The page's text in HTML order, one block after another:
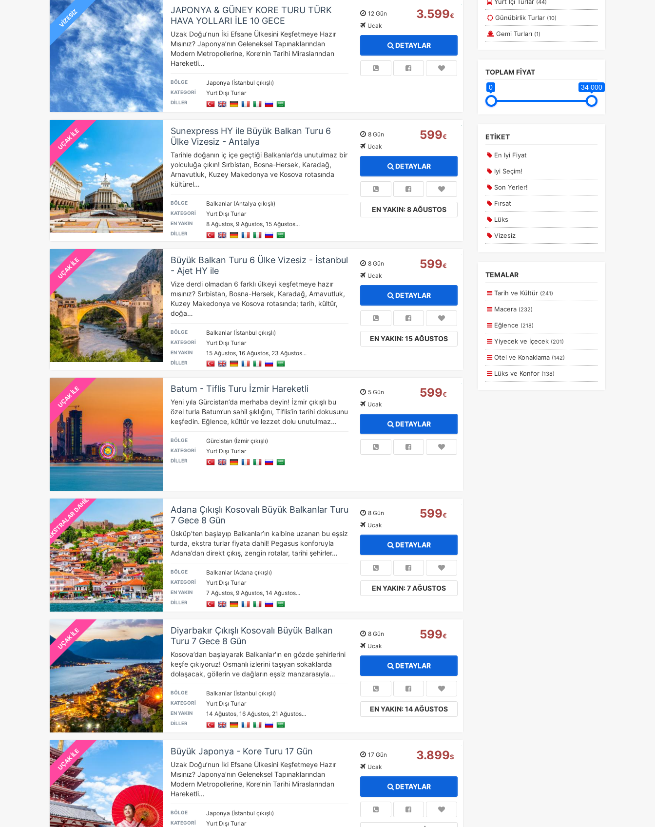
ÇEREZ KULLANIM AYARLARINIZ
Çerez tercihlerinizibelirleyin.
Size daha kişiselleştirilmiş bir web deneyimi sunmak için bazı bilgileri tarayıcınızda
depolayabilir, bunları yurt içi ve yurt dışındaki hizmet sağlayıcılarla paylaşabiliriz. Buna
izin vermemeyi seçebilirsiniz ancak bu durumda sitemiz umduğumuz gibi çalışmaya bilir.
Daha fazla bilgi içinKVKK bilgilendirmemizi, çerez kullanım gizlilik koşullarını
inceleyebilirsiniz.
Zorunlu Çerezler
Oturum yönetimi, güvenlik ve temel site işlevleri için gereklidir. Bu
çerezler olmadan site düzgün çalışmaz ve devre dışı bırakılamaz.
İstatistik Çerezleri
Ziyaretçilerin siteyi nasıl kullandığını anonim olarak ölçeriz. Hangi
sayfaların popüler olduğunu ve kullanıcıların nerede zorluk yaşadığını
Pazarlama Çerezleri
Tümünü Reddet Tümünü Kabul Et Tercihleri Kaydet
VİZESİZ
JAPONYA & GÜNEY KORE TURU TÜRK
HAVA YOLLARI İLE 10 GECE
Uzak Doğu’nun İki Efsane Ülkesini Keşfetmeye Hazır
Mısınız? Japonya’nın Geleneksel Tapınaklarından
Modern Metropollerine, Kore’nin Tarihi Miraslarından
Hareketli…
BÖLGE Japonya (İstanbul çıkışlı)
KATEGORİ Yurt Dışı Turlar
DİLLER
12 Gün
Ucak
3.599€
DETAYLAR
UÇAK İLE
Sunexpress HY ile Büyük Balkan Turu 6
Ülke Vizesiz - Antalya
Tarihle doğanın iç içe geçtiği Balkanlar’da unutulmaz bir
yolculuğa çıkın! Sırbistan, Bosna-Hersek, Karadağ,
Arnavutluk, Kuzey Makedonya ve Kosova rotasında
kültürel…
BÖLGE Balkanlar (Antalya çıkışlı)
KATEGORİ Yurt Dışı Turlar
EN YAKIN 8 Ağustos, 9 Ağustos, 15 Ağustos...
DİLLER
8 Gün
Ucak
599€
DETAYLAR
EN YAKIN: 8 AĞUSTOS
UÇAK İLE
Büyük Balkan Turu 6 Ülke Vizesiz - İstanbul
- Ajet HY ile
Vize derdi olmadan 6 farklı ülkeyi keşfetmeye hazır
mısınız? Sırbistan, Bosna-Hersek, Karadağ, Arnavutluk,
Kuzey Makedonya ve Kosova rotasında; tarih, kültür,
doğa…
BÖLGE Balkanlar (İstanbul çıkışlı)
KATEGORİ Yurt Dışı Turlar
EN YAKIN 15 Ağustos, 16 Ağustos, 23 Ağustos...
DİLLER
8 Gün
Ucak
599€
DETAYLAR
EN YAKIN: 15 AĞUSTOS
UÇAK İLE Batum - Tiflis Turu İzmir Hareketli
Yeni yıla Gürcistan’da merhaba deyin! İzmir çıkışlı bu
özel turla Batum’un sahil şıklığını, Tiflis’in tarihi dokusunu
keşfedin. Eğlence, kültür ve lezzet dolu unutulmaz…
BÖLGE Gürcistan (İzmir çıkışlı)
KATEGORİ Yurt Dışı Turlar
DİLLER
5 Gün
Ucak
599€
DETAYLAR
EKSTRALAR DAHİL
Adana Çıkışlı Kosovalı Büyük Balkanlar Turu
7 Gece 8 Gün
Üsküp'ten başlayıp Balkanlar’ın kalbine uzanan bu eşsiz
turda, ekstra turlar fiyata dahil! Pegasus konforuyla
Adana’dan direkt çıkış, zengin rotalar, tarihi şehirler…
BÖLGE Balkanlar (Adana çıkışlı)
KATEGORİ Yurt Dışı Turlar
EN YAKIN 7 Ağustos, 9 Ağustos, 14 Ağustos...
DİLLER
8 Gün
Ucak
599€
DETAYLAR
EN YAKIN: 7 AĞUSTOS
UÇAK İLE
Diyarbakır Çıkışlı Kosovalı Büyük Balkan
Turu 7 Gece 8 Gün
Kosova’dan başlayarak Balkanlar'ın en gözde şehirlerini
keşfe çıkıyoruz! Osmanlı izlerini taşıyan sokaklarda
dolaşacak, göllerin ve dağların eşsiz manzarasıyla…
BÖLGE Balkanlar (İstanbul çıkışlı)
KATEGORİ Yurt Dışı Turlar
EN YAKIN 14 Ağustos, 16 Ağustos, 21 Ağustos...
DİLLER
8 Gün
Ucak
599€
DETAYLAR
EN YAKIN: 14 AĞUSTOS
UÇAK İLE Büyük Japonya - Kore Turu 17 Gün
Uzak Doğu’nun İki Efsane Ülkesini Keşfetmeye Hazır
Mısınız? Japonya’nın Geleneksel Tapınaklarından
Modern Metropollerine, Kore’nin Tarihi Miraslarından
Hareketli…
BÖLGE Japonya (İstanbul çıkışlı)
KATEGORİ Yurt Dışı Turlar
17 Gün
Ucak
3.899$
DETAYLAR
Orta Avrupa Turları
Otobüslü Balkan Turları
Özbekistan Turları
Sharm El Şeyh Turları
Uçaklı Balkan Turları
Yurtiçi Turlar
(44)
Günübirlik Turlar (10)
Gemi Turları (1)
TOPLAM FİYAT
0 34 000
ETİKET
En Iyi Fiyat
Iyi Seçim!
Son Yerler!
Fırsat
Lüks
Vizesiz
Planlanan
Otobüs Ile
Uçak Ile
Ekstralar Dahil
TEMALAR
Tarih ve Kültür (241)
Macera (232)
Eğlence (218)
Yiyecek ve İçecek (201)
Otel ve Konaklama (142)
Lüks ve Konfor (138)